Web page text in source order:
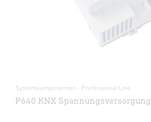
Systemkomponenten - Professional Line
P640 KNX Spannungsversorgung